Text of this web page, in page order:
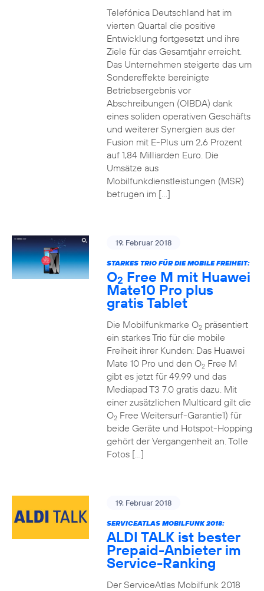
Telefónica Deutschland hat im
vierten Quartal die positive
Entwicklung fortgesetzt und ihre
Ziele für das Gesamtjahr erreicht.
Das Unternehmen steigerte das um
Sondereffekte bereinigte
Betriebsergebnis vor
Abschreibungen (OIBDA) dank
eines soliden operativen Geschäfts
und weiterer Synergien aus der
Fusion mit E-Plus um 2,6 Prozent
auf 1,84 Milliarden Euro. Die
Umsätze aus
Mobilfunkdienstleistungen (MSR)
betrugen im […]
19. Februar 2018
STARKES TRIO FÜR DIE MOBILE FREIHEIT:
O2 Free M mit Huawei
Mate10 Pro plus
gratis Tablet
Die Mobilfunkmarke O2präsentiert
ein starkes Trio für die mobile
Freiheit ihrer Kunden: Das Huawei
Mate 10 Pro und den O2Free M
gibt es jetzt für 49,99 und das
Mediapad T3 7.0 gratis dazu. Mit
einer zusätzlichen Multicard gilt die
O2Free Weitersurf-Garantie1) für
beide Geräte und Hotspot-Hopping
gehört der Vergangenheit an. Tolle
Fotos […]
19. Februar 2018
SERVICEATLAS MOBILFUNK 2018:
ALDI TALK ist bester
Prepaid-Anbieter im
Service-Ranking
Der ServiceAtlas Mobilfunk 2018